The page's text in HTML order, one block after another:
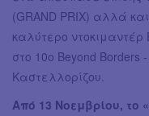
(GRAND PRIX) αλλά
καλύτερο
στο 10ο Beyond
Καστελλορίζου.
Από 13 Νοεμβρίου, το